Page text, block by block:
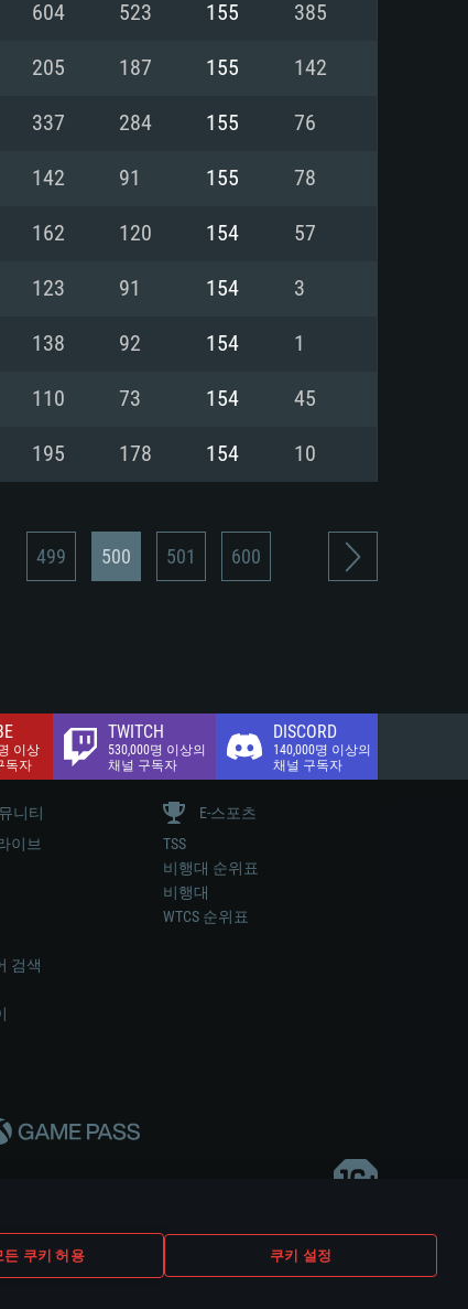
든 쿠키 허용 쿠키 설정
또는 Ryzen 5 3600 이상
이상을 지원하는 Nvidia
Xeon 은 지원하지 않습니
인터넷
(전체 클라이언트)
지원하고, 최신 그래픽 드라
며 최신 그래픽 드라이버를
(6개월 미만; 최소사양 지원
604 523 155 385
205 187 155 142
337 284 155 76
142 91 155 78
162 120 154 57
123 91 154 3
138 92 154 1
110 73 154 45
195 178 154 10
499 500 501 600
이상
독자
TWITCH
530,000명 이상의
채널 구독자
DISCORD
140,000명 이상의
채널 구독자
니티
이브
검색
E-스포츠
TSS
비행대 순위표
비행대
WTCS 순위표